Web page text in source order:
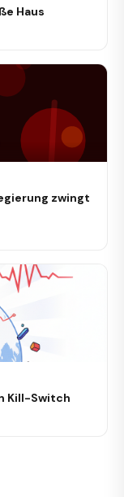
Haus
zwingt
Kill-Switch